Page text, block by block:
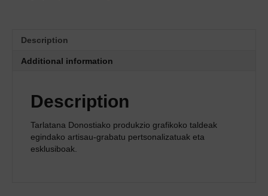
Description
Additional information
Description
Tarlatana Donostiako produkzio grafikoko taldeak
egindako artisau-grabatu pertsonalizatuak eta
esklusiboak.